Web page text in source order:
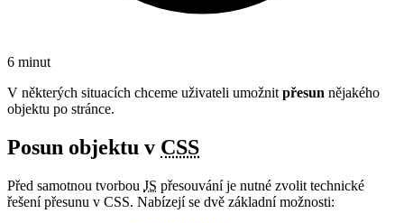
6 minut
V některých situacích chceme uživateli umožnit přesun nějakého
objektu po stránce.
Posun objektu v CSS
Před samotnou tvorbou JS přesouvání je nutné zvolit technické
řešení přesunu v CSS. Nabízejí se dvě základní možnosti: